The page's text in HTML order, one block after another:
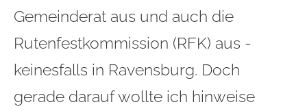
Gemeinderat aus und auch die
Rutenfestkommission (RFK) aus -
keinesfalls in Ravensburg. Doch
gerade darauf wollte ich hinweise